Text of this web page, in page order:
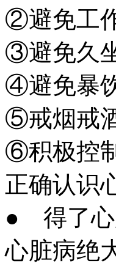
②避免工
③避免久
④避免暴
⑤戒烟戒
⑥积极控
正确认识
● 得了心
心脏病绝